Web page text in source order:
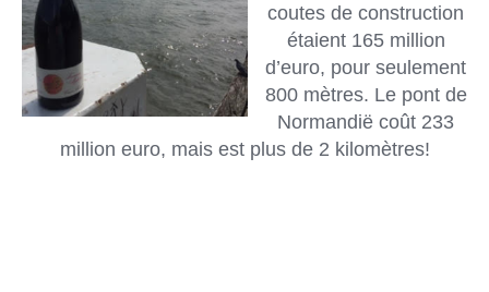
coutes de construction
étaient 165 million
d’euro, pour seulement
800 mètres. Le pont de
Normandië coût 233
million euro, mais est plus de 2 kilomètres!